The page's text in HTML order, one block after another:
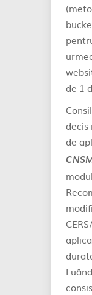
de 1
decis
de